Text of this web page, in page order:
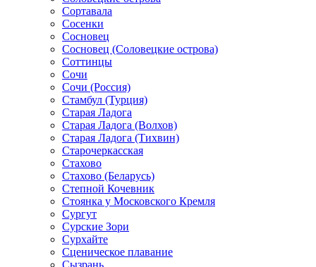
Сортавала
Сосенки
Сосновец
Сосновец (Соловецкие острова)
Соттинцы
Сочи
Сочи (Россия)
Стамбул (Турция)
Старая Ладога
Старая Ладога (Волхов)
Старая Ладога (Тихвин)
Старочеркасская
Стахово
Стахово (Беларусь)
Степной Кочевник
Стоянка у Московского Кремля
Сургут
Сурские Зори
Сурхайте
Сценическое плавание
Сызрань